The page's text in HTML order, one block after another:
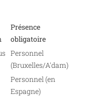
Présence
obligatoire
Personnel
(Bruxelles/A'dam)
Personnel (en
Espagne)